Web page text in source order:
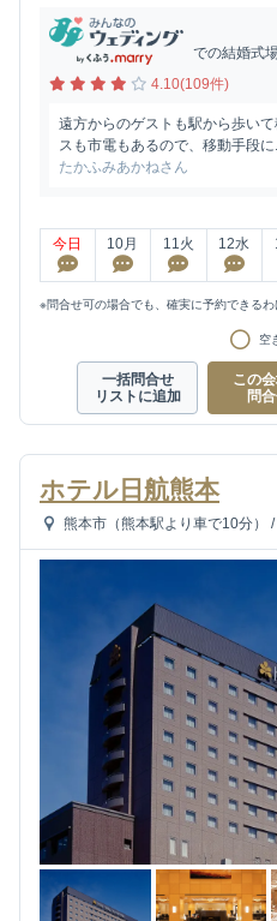
での結婚式
4.10(109件)
遠方からのゲストも駅から歩い
スも市電もあるので、移動手段に...
たかふみあかねさん
今日 10月 11火 12水
※問合せ可の場合でも、確実に予約できるわ
空
一括問合せ
リストに追加
この
問
ホテル日航熊本
熊本市（熊本駅より車で10分） /